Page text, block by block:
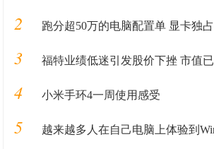
2 跑分超50万的电脑配置单 显卡独
3 福特业绩低迷引发股价下挫 市值已不
4 小米手环4一周使用感受
5 越来越多人在自己电脑上体验到